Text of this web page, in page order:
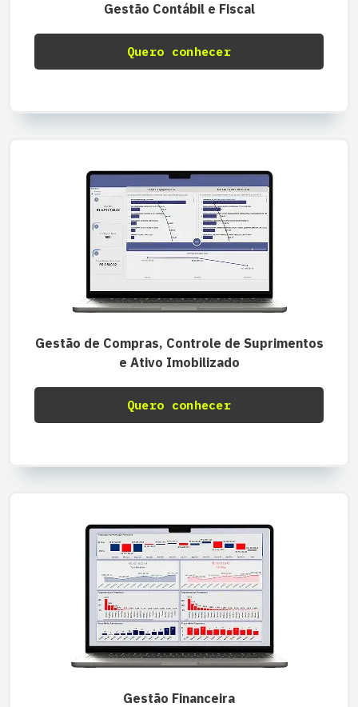
Gestão Contábil e Fiscal
Quero conhecer
Gestão de Compras, Controle de Suprimentos
e Ativo Imobilizado
Quero conhecer
Gestão Financeira